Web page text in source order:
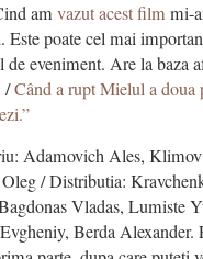
amvazut acest film mi-
Este poate cel mai
de eveniment. Are la baza
/Când a rupt Mielul a doua
Adamovich Ales,
/ Distributia:
Vladas, Lumiste
Berda Alexander.